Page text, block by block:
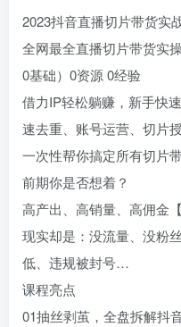
2023抖音直播切片带货实
全网最全直播切片带货实
0基础）0资源 0经验
借力IP轻松躺赚，新手快
速去重、账号运营、切片
一次性帮你搞定所有切片
前期你是否想着？
高产出、高销量、高佣金
现实却是：没流量、没粉
低、违规被封号…
课程亮点
01抽丝剥茧，全盘拆解抖